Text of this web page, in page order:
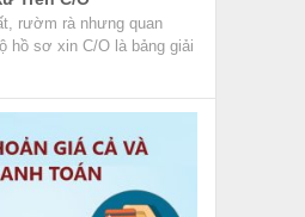
rườm rà nhưng quan
hồ sơ xin C/O là bảng giải